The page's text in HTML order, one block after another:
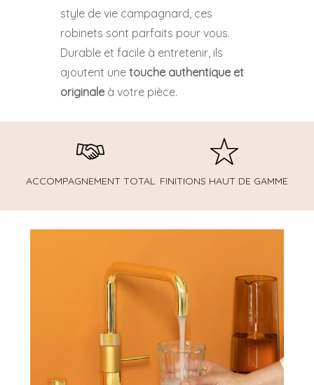
style de vie campagnard, ces
robinets sont parfaits pour vous.
Durable et facile à entretenir, ils
ajoutent une touche authentique et
originale à votre pièce.
ACCOMPAGNEMENT TOTAL FINITIONS HAUT DE GAMME